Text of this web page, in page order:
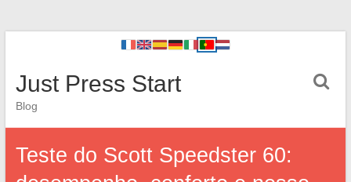
Just Press Start
Blog
Teste do Scott Speedster 60: